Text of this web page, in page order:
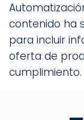
contenido ha
para incluir
oferta de
cumplimiento.